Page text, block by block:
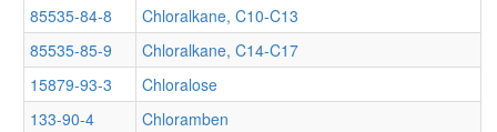
85535-84-8
Chloralkane, C10-C13
85535-85-9
Chloralkane, C14-C17
15879-93-3
Chloralose
133-90-4
Chloramben